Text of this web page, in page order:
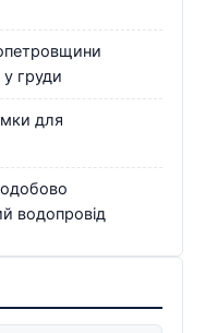
у груди
для
водопровід